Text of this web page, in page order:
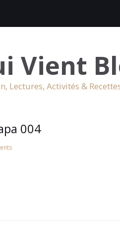
Vient
Lectures, Activités &
004